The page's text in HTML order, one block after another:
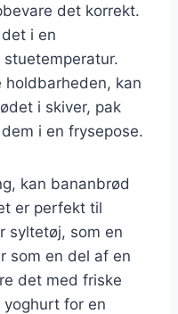
det korrekt.
i en
kan
i skiver, pak
i en frysepose.
kan bananbrød
er perfekt til
syltetøj, som en
som en del af en
det med friske
for en